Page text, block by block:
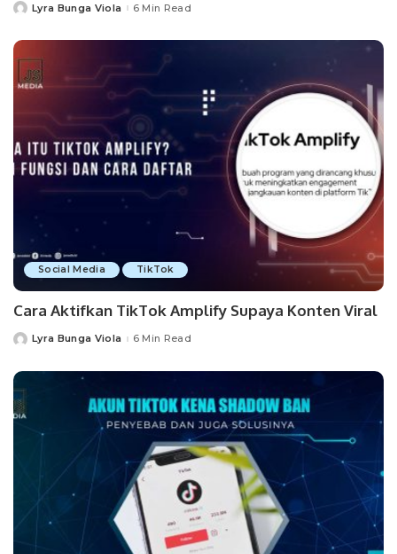
PostedLyra Bunga Viola 6 Min Read
Social Media TikTok
Cara Aktifkan TikTok Amplify Supaya Konten Viral
PostedLyra Bunga Viola 6 Min Read